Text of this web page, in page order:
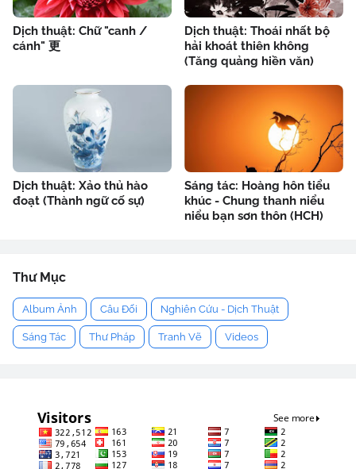
Dịch thuật: Chữ "canh /
cánh" 更
Dịch thuật: Thoái nhất bộ
hải khoát thiên không
(Tăng quảng hiền văn)
Dịch thuật: Xảo thủ hào
đoạt (Thành ngữ cố sự)
Sáng tác: Hoàng hôn tiểu
khúc - Chung thanh niểu
niểu bạn sơn thôn (HCH)
Thư Mục
Album Ảnh Câu Đối Nghiên Cứu - Dịch Thuật
Sáng Tác Thư Pháp Tranh Vẽ Videos